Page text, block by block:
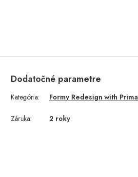
Dodatočné parametre
Kategória: Formy Redesign with Prima
Záruka: 2 roky